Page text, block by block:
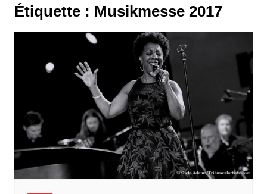
Étiquette : Musikmesse 2017